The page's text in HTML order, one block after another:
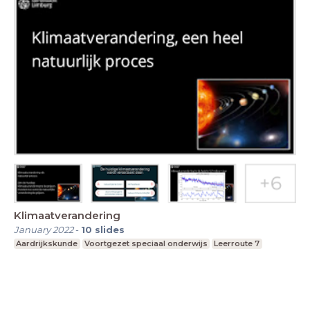
Klimaatverandering
January 2022- 10 slides
Aardrijkskunde Voortgezet speciaal onderwijs Leerroute 7